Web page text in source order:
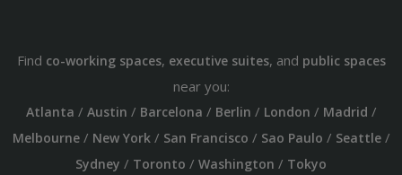
Find co-working spaces, executive suites, and public spaces
near you:
Atlanta / Austin / Barcelona / Berlin / London / Madrid /
Melbourne/ New York/ San Francisco / Sao Paulo / Seattle/
Sydney / Toronto / Washington / Tokyo